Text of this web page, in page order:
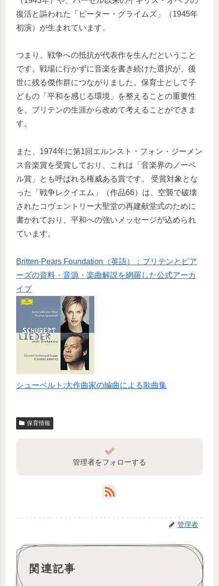
復活と謳われた「ピーター・グライムズ」（1945年
初演）が生まれています。
つまり、戦争への抵抗が代表作を生んだということ
です。戦場に行かずに音楽を書き続けた選択が、後
世に残る傑作群につながりました。保育士として子
どもの「平和を感じる環境」を整えることの重要性
を、ブリテンの生涯から改めて考えることができま
す。
また、1974年に第1回エルンスト・フォン・ジーメン
ス音楽賞を受賞しており、これは「音楽界のノーベ
ル賞」とも呼ばれる権威ある賞です。 受賞対象とな
った「戦争レクイエム」（作品66）は、空襲で破壊
されたコヴェントリー大聖堂の再建献堂式のために
書かれており、平和への強いメッセージが込められ
ています。
Britten-Pears Foundation（英語）：ブリテンとピア
ーズの資料・音源・楽曲解説を網羅した公式アーカ
イブ
シューベルト:大作曲家の編曲による歌曲集
保育情報
管理者をフォローする
管理者
関連記事